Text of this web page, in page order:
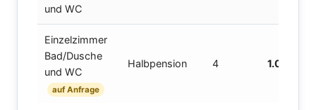
und WC
Einzelzimmer
Bad/Dusche
und WC
auf Anfrage
Halbpension 4 1.065,00